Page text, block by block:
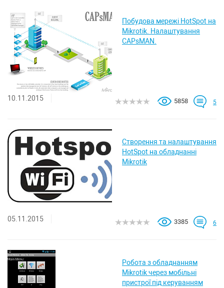
Побудова мережі HotSpot на
Mikrotik. Налаштування
CAPsMAN.
10.11.2015 5858 5
Створення та налаштування
HotSpot на обладнанні
Mikrotik
05.11.2015 3385 6
Робота з обладнанням
Mikrotik через мобільні
пристрої під керуванням